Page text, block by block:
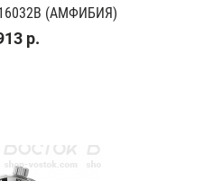
(АМФИБИЯ)
р.